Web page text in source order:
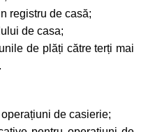
registru de casă;
de casa;
de plăți către terți mai
de casierie;